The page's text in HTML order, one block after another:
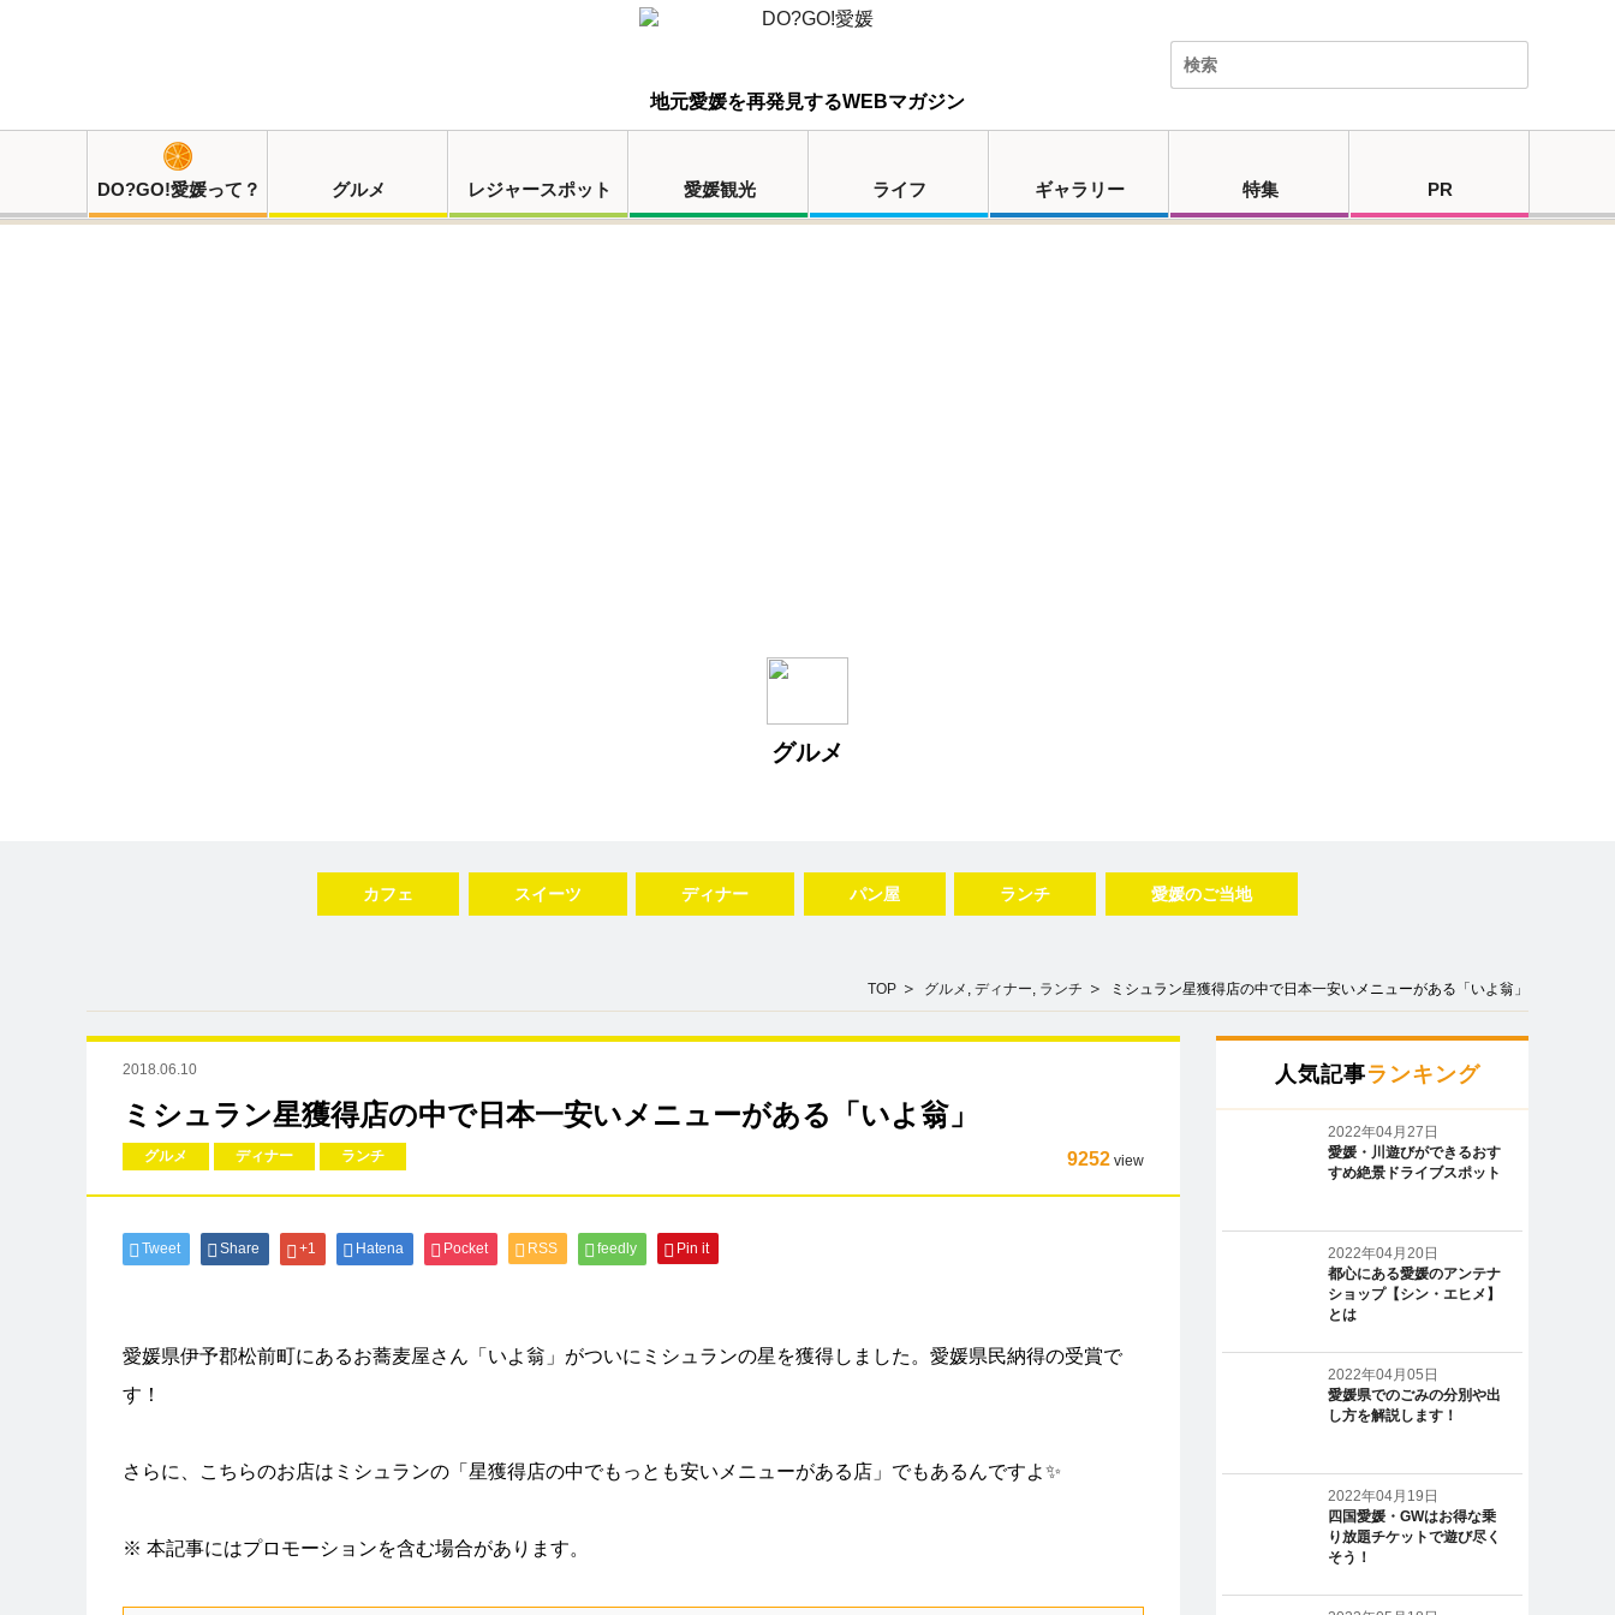
地元愛媛を再発見するWEBマガジン
DO?GO!愛媛って？ グルメ レジャースポット 愛媛観光 ライフ ギャラリー 特集 PR
グルメ
カフェ スイーツ ディナー パン屋 ランチ 愛媛のご当地
TOP グルメ , ディナー, ランチ ミシュラン星獲得店の中で日本一安いメニューがある「いよ翁」
2018.06.10
ミシュラン星獲得店の中で日本一安いメニューがある「いよ翁」
グルメ ディナー ランチ 9252 view
Tweet Share +1 Hatena Pocket RSS feedly Pin it
愛媛県伊予郡松前町にあるお蕎麦屋さん「いよ翁」がついにミシュランの星を獲得しました。愛媛県民納得の受賞で
す！
さらに、こちらのお店はミシュランの「星獲得店の中でもっとも安いメニューがある店」でもあるんですよ✨
※ 本記事にはプロモーションを含む場合があります。
人気記事ランキング
2022年04月27日
愛媛・川遊びができるおす
すめ絶景ドライブスポット
2022年04月20日
都心にある愛媛のアンテナ
ショップ【シン・エヒメ】
とは
2022年04月05日
愛媛県でのごみの分別や出
し方を解説します！
2022年04月19日
四国愛媛・GWはお得な乗
り放題チケットで遊び尽く
そう！